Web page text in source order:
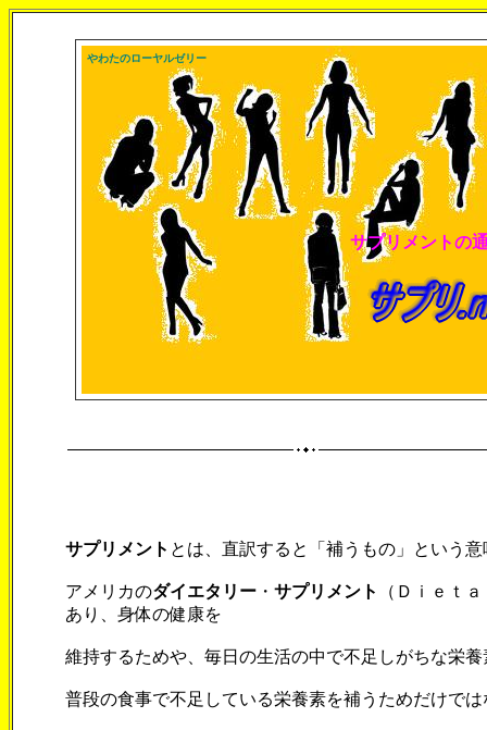
やわたのローヤルゼリー
サプリメントの
サプリメント とは、直訳すると「補うもの」という
アメリカのダイエタリー ・ サプリメント
（Ｄｉｅｔ
あり、身体の健康を
維持するためや、毎日の生活の中で不足しがちな栄
普段の食事で不足している栄養素を補うためだけで